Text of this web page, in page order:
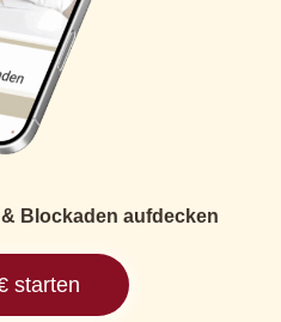
Blockaden aufdecken
starten